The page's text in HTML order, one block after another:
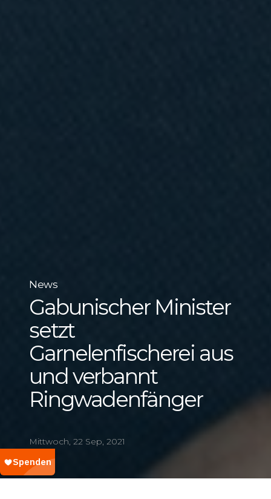
News
Gabunischer Minister
setzt
Garnelenfischerei aus
und verbannt
Ringwadenfänger
Mittwoch, 22 Sep, 2021